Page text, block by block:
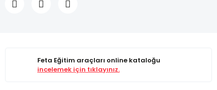
Feta Eğitim araçları online kataloğu
incelemek için tıklayınız.